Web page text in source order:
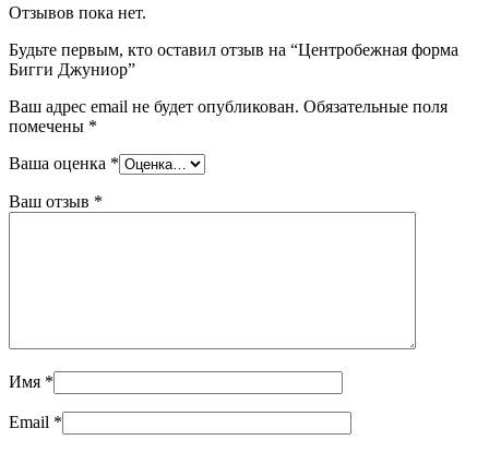
Отзывов пока нет.
Будьте первым, кто оставил отзыв на “Центробежная форма
Бигги Джуниор”
Ваш адрес email не будет опубликован. Обязательные поля
помечены *
Ваша оценка *
Ваш отзыв *
Имя *
Email *